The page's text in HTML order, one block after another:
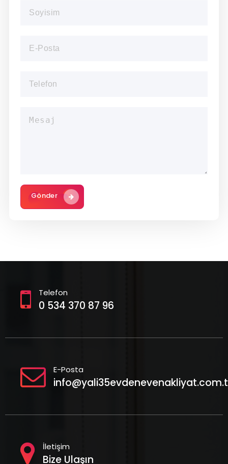
Gönder
Telefon
0 534 370 87 96
E-Posta
İletişim
Bize Ulaşın